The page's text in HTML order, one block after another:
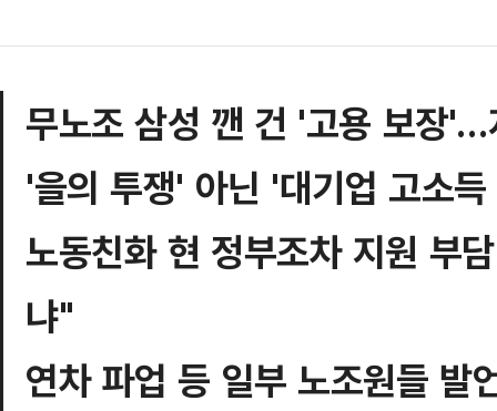
무노조 삼성 깬 건 '고용 보장
'을의 투쟁' 아닌 '대기업 고소
노동친화 현 정부조차 지원 부
냐"
연차 파업 등 일부 노조원들 발